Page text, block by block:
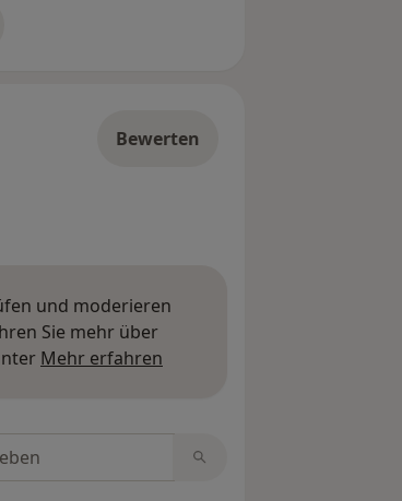
Bewerten
und moderieren
Sie mehr über
Mehr erfahren